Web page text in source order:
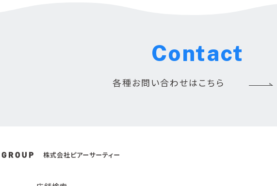
Contact
各種お問い合わせはこちら
株式会社ピアーサーティー